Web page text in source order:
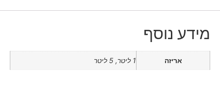
מידע נוסף
אריזה 1 ליטר, 5 ליטר